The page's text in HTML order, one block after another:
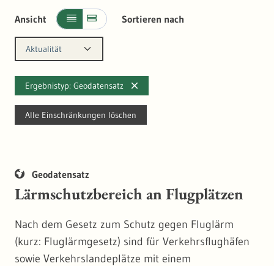
Ansicht Sortieren nach
Aktualität
Ergebnistyp: Geodatensatz
Alle Einschränkungen löschen
Geodatensatz
Lärmschutzbereich an Flugplätzen
Nach dem Gesetz zum Schutz gegen Fluglärm
(kurz: Fluglärmgesetz) sind für Verkehrsflughäfen
sowie Verkehrslandeplätze mit einem